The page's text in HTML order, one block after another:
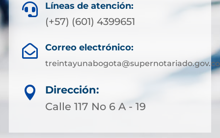
 Líneas de atención:
(+57) (601) 4399651
 Correo electrónico:
treintayunabogota@supernotariado.gov.co

Dirección:
Calle 117 No 6 A - 19